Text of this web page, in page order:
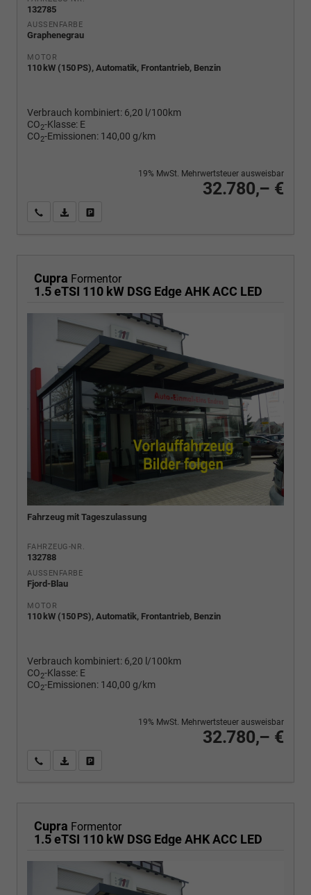
132785
AUSSENFARBE
Graphenegrau
MOTOR
110 kW (150 PS), Automatik, Frontantrieb, Benzin
Verbrauch kombiniert: 6,20 l/100km
CO2-Klasse: E
CO2-Emissionen: 140,00 g/km
32.780,– €
19% MwSt. Mehrwertsteuer ausweisbar
Wir rufen Sie anPDF-Fahrzeugexposé drucken
Cupra Formentor
1.5 eTSI 110 kW DSG Edge AHK ACC LED
Fahrzeug mit Tageszulassung
FAHRZEUG-NR.
132788
AUSSENFARBE
Fjord-Blau
MOTOR
110 kW (150 PS), Automatik, Frontantrieb, Benzin
Verbrauch kombiniert: 6,20 l/100km
CO2-Klasse: E
CO2-Emissionen: 140,00 g/km
32.780,– €
19% MwSt. Mehrwertsteuer ausweisbar
Wir rufen Sie anPDF-Fahrzeugexposé drucken
Cupra Formentor
1.5 eTSI 110 kW DSG Edge AHK ACC LED